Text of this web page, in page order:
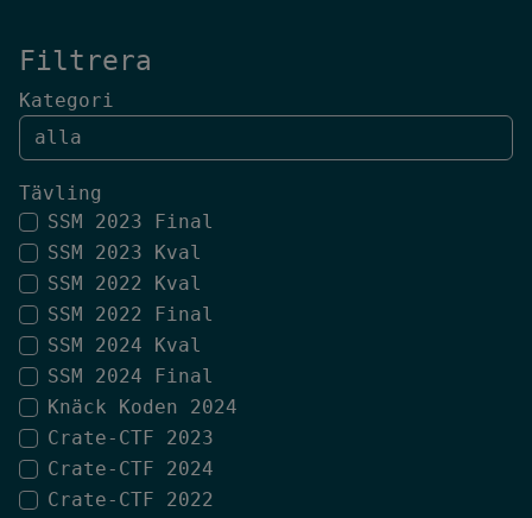
Filtrera
Kategori
Tävling
SSM 2023 Final
SSM 2023 Kval
SSM 2022 Kval
SSM 2022 Final
SSM 2024 Kval
SSM 2024 Final
Knäck Koden 2024
Crate-CTF 2023
Crate-CTF 2024
Crate-CTF 2022